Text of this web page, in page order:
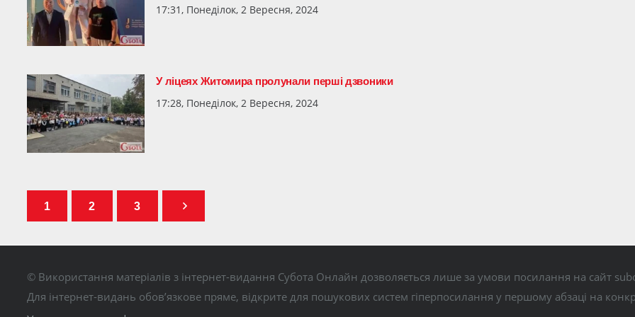
17:31, Понеділок, 2 Вересня, 2024
У ліцеях Житомира пролунали перші дзвоники
17:28, Понеділок, 2 Вересня, 2024
1 2 3
© Використання матеріалів з інтернет-видання Субота Онлайн дозволяється лише за умови посилання на сайт
Для інтернет-видань обов’язкове пряме, відкрите для пошукових систем гіперпосилання у першому абзаці на